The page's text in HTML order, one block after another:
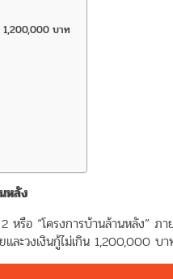
1,200,000 บาท
หลัง
หรือ “โครงการบ้านล้านหลัง”
และวงเงินกู้ไม่เกิน 1,200,000